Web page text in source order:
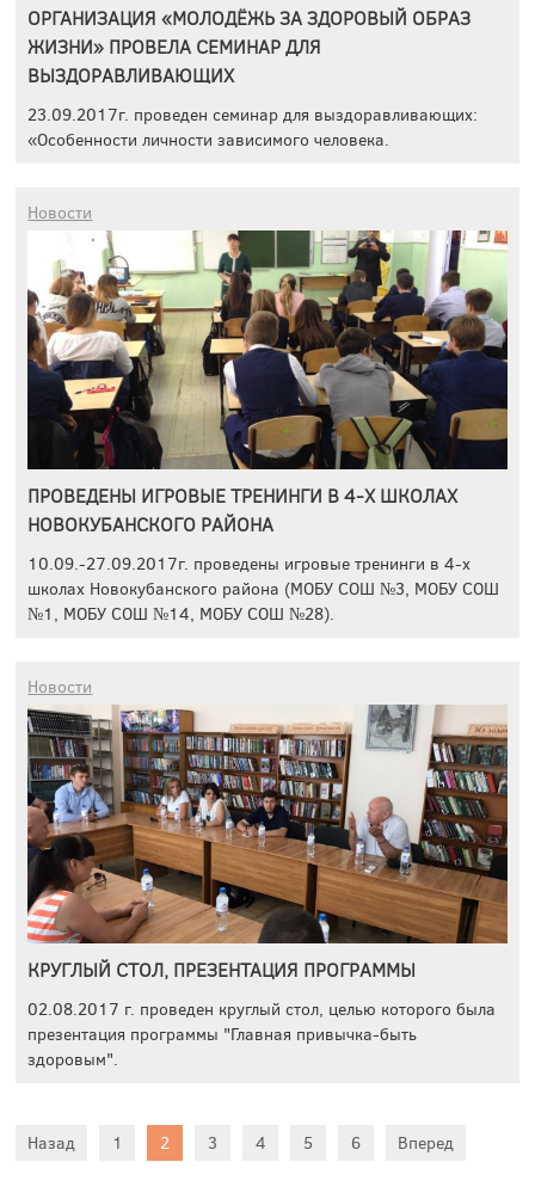
ОРГАНИЗАЦИЯ «МОЛОДЁЖЬ ЗА ЗДОРОВЫЙ ОБРАЗ
ЖИЗНИ» ПРОВЕЛА СЕМИНАР ДЛЯ
ВЫЗДОРАВЛИВАЮЩИХ
23.09.2017г. проведен семинар для выздоравливающих:
«Особенности личности зависимого человека.
Новости
ПРОВЕДЕНЫ ИГРОВЫЕ ТРЕНИНГИ В 4-Х ШКОЛАХ
НОВОКУБАНСКОГО РАЙОНА
10.09.-27.09.2017г. проведены игровые тренинги в 4-х
школах Новокубанского района (МОБУ СОШ №3, МОБУ СОШ
№1, МОБУ СОШ №14, МОБУ СОШ №28).
Новости
КРУГЛЫЙ СТОЛ, ПРЕЗЕНТАЦИЯ ПРОГРАММЫ
02.08.2017 г. проведен круглый стол, целью которого была
презентация программы "Главная привычка-быть
здоровым".
Назад 1 2 3 4 5 6 Вперед